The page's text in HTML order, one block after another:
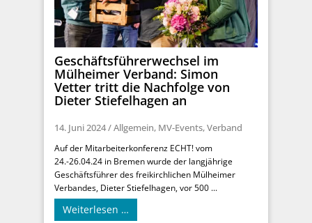
Geschäftsführerwechsel im
Mülheimer Verband: Simon
Vetter tritt die Nachfolge von
Dieter Stiefelhagen an
14. Juni 2024/Allgemein, MV-Events,Verband
Auf der Mitarbeiterkonferenz ECHT! vom
24.-26.04.24 in Bremen wurde der langjährige
Geschäftsführer des freikirchlichen Mülheimer
Verbandes, Dieter Stiefelhagen, vor 500 ...
Weiterlesen …